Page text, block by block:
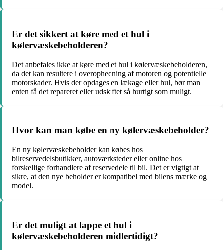
Er det sikkert at køre med et hul i
kølervæskebeholderen?
Det anbefales ikke at køre med et hul i kølervæskebeholderen,
da det kan resultere i overophedning af motoren og potentielle
motorskader. Hvis der opdages en lækage eller hul, bør man
enten få det repareret eller udskiftet så hurtigt som muligt.
Hvor kan man købe en ny kølervæskebeholder?
En ny kølervæskebeholder kan købes hos
bilreservedelsbutikker, autoværksteder eller online hos
forskellige forhandlere af reservedele til bil. Det er vigtigt at
sikre, at den nye beholder er kompatibel med bilens mærke og
model.
Er det muligt at lappe et hul i
kølervæskebeholderen midlertidigt?